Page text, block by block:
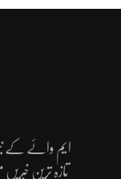
ایم وائے کے
تازہ ترین